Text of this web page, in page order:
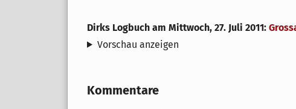
Dirks Logbuch am Mittwoch, 27. Juli 2011:
Vorschau anzeigen
Kommentare